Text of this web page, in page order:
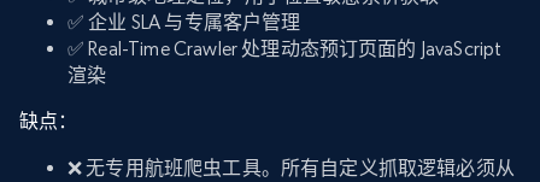
✅ 企业 SLA 与专属客户管理
✅ Real-Time Crawler 处理动态预订页面的 JavaScript
渲染
缺点：
❌ 无专用航班爬虫工具。所有自定义抓取逻辑必须从